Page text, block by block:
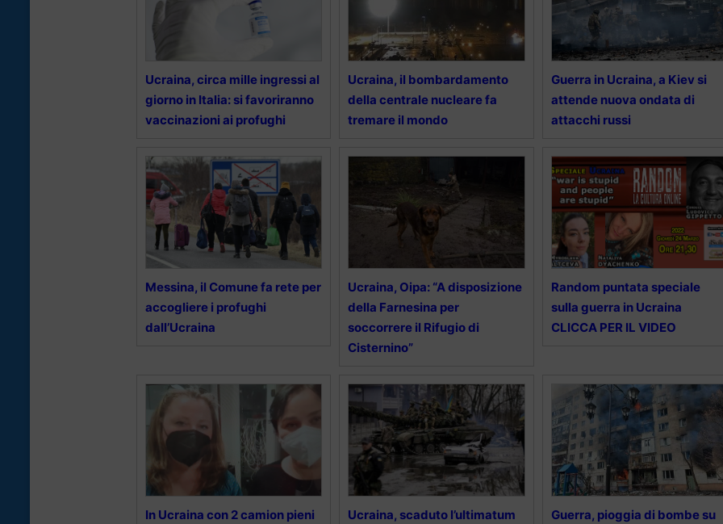
Ucraina, circa mille ingressi al
giorno in Italia: si favoriranno
vaccinazioni ai profughi
Ucraina, il bombardamento
della centrale nucleare fa
tremare il mondo
Guerra in Ucraina, a Kiev si
attende nuova ondata di
attacchi russi
Messina, il Comune fa rete per
accogliere i profughi
dall’Ucraina
Ucraina, Oipa: “A disposizione
della Farnesina per
soccorrere il Rifugio di
Cisternino”
Random puntata speciale
sulla guerra in Ucraina
CLICCA PER IL VIDEO
In Ucraina con 2 camion pieni Ucraina, scaduto l’ultimatum Guerra, pioggia di bombe su